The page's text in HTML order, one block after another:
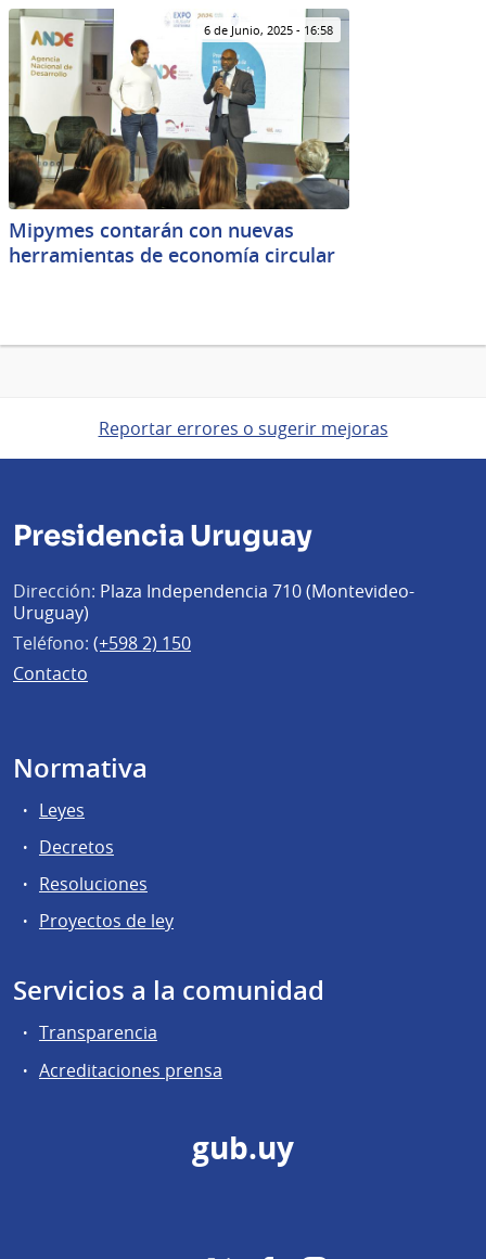
6 de Junio, 2025 - 16:58
Mipymes contarán con nuevas
herramientas de economía circular
Reportar errores o sugerir mejoras
Presidencia Uruguay
Dirección: Plaza Independencia 710 (Montevideo-
Uruguay)
Teléfono: (+598 2) 150
Contacto
Normativa
Leyes
Decretos
Resoluciones
Proyectos de ley
Servicios a la comunidad
Transparencia
Acreditaciones prensa
gub.uy